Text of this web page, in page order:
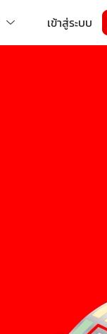
เข้าสู่ระบบ